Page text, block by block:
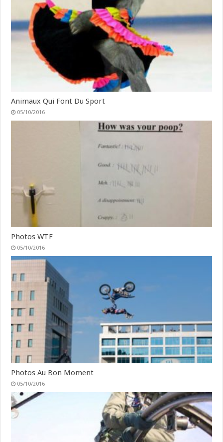
Animaux Qui Font Du Sport
05/10/2016
Photos WTF
05/10/2016
Photos Au Bon Moment
05/10/2016